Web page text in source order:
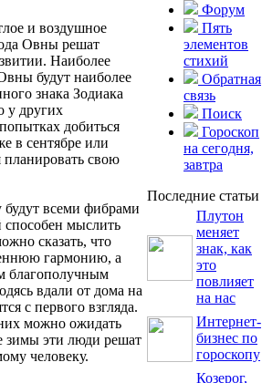
и воздушное
Овны решат
Наиболее
будут наиболее
знака Зодиака
у других
добиться
в сентябре или
планировать свою
всеми фибрами
способен мыслить
сказать, что
гармонию, а
благополучным
вдали от дома на
с первого взгляда.
можно ожидать
зимы эти люди решат
человеку.
Форум
Пять
элементов
стихий
Обратная
связь
Поиск
Гороскоп
на сегодня,
завтра
Последние статьи
Плутон
меняет
знак, как
это
повлияет
на нас
Интернет-
бизнес по
гороскопу
Козерог,